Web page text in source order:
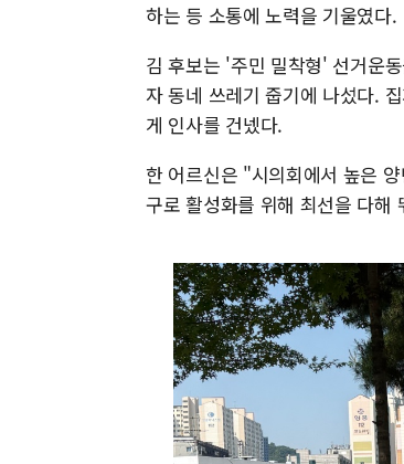
하는 등 소통에 노력을 기울였다.
김 후보는 '주민 밀착형' 선거운
자 동네 쓰레기 줍기에 나섰다.
게 인사를 건넸다.
한 어르신은 "시의회에서 높은
구로 활성화를 위해 최선을 다해